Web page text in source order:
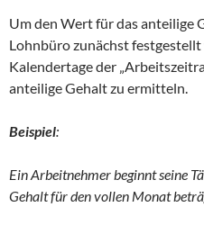
Um den Wert für das anteilige
Lohnbüro zunächst
Kalendertage der
anteilige Gehalt zu ermitteln.
Beispiel:
Ein Arbeitnehmer beginnt seine
Gehalt für den vollen Monat